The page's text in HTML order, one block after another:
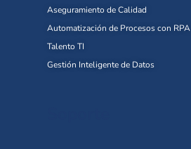
Aseguramiento de Calidad
Automatización de Procesos con RPA
Talento TI
Gestión Inteligente de Datos